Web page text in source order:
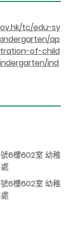
tc/edu-sy
ap
of-child
ind
6樓602室 幼稚
6樓602室 幼稚